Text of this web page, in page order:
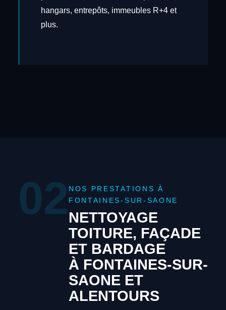
hangars, entrepôts, immeubles R+4 et
plus.
02 NOS PRESTATIONS À
FONTAINES-SUR-SAONE
NETTOYAGE
TOITURE, FAÇADE
ET BARDAGE
À FONTAINES-SUR-
SAONE ET
ALENTOURS